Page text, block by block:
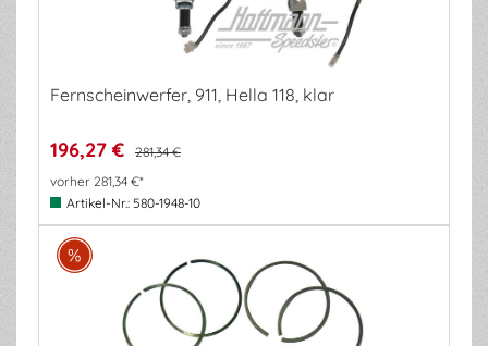
Fernscheinwerfer, 911, Hella 118, klar
196,27 €
281,34 €
vorher 281,34 €*
Artikel-Nr.: 580-1948-10